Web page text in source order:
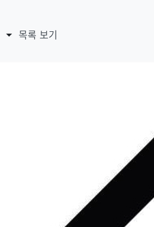
목록 보기